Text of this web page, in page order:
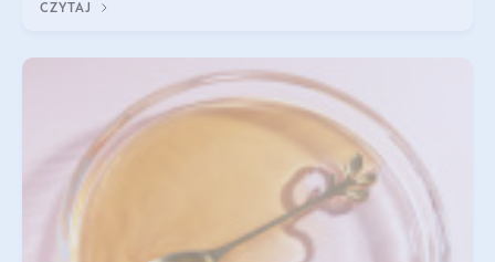
osłabienie włosów.
CZYTAJ